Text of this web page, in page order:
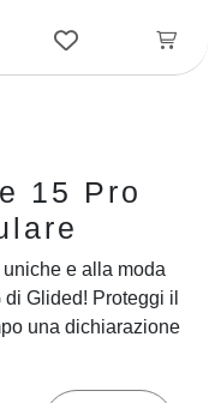
15 Pro
e alla moda
Glided! Proteggi il
una dichiarazione